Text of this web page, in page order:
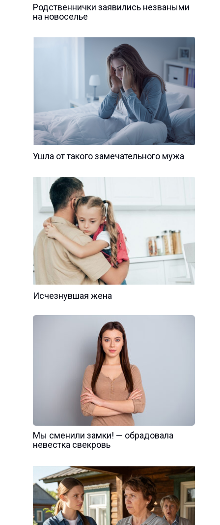
Родственнички заявились незваными
на новоселье
Ушла от такого замечательного мужа
Исчезнувшая жена
Мы сменили замки! — обрадовала
невестка свекровь